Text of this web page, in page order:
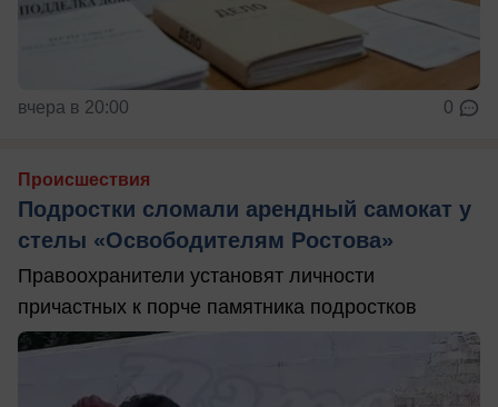
вчера в 20:00 0
Происшествия
Подростки сломали арендный самокат у
стелы «Освободителям Ростова»
Правоохранители установят личности
причастных к порче памятника подростков